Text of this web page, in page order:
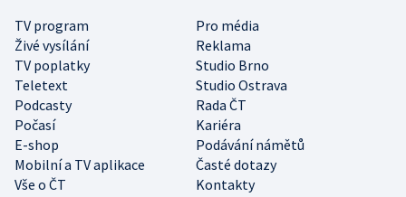
TV program
Pro média
Živé vysílání
Reklama
TV poplatky
Studio Brno
Teletext
Studio Ostrava
Podcasty
Rada ČT
Počasí
Kariéra
E-shop
Podávání námětů
Mobilní a TV aplikace
Časté dotazy
Vše o ČT
Kontakty